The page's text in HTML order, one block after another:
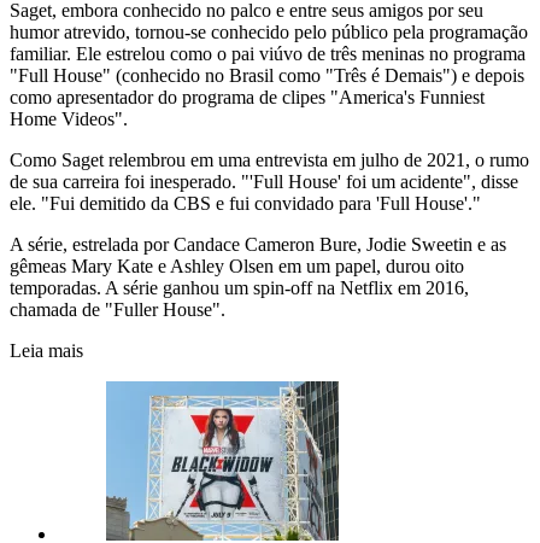
Saget, embora conhecido no palco e entre seus amigos por seu
humor atrevido, tornou-se conhecido pelo público pela programação
familiar. Ele estrelou como o pai viúvo de três meninas no programa
"Full House" (conhecido no Brasil como "Três é Demais") e depois
como apresentador do programa de clipes "America's Funniest
Home Videos".
Como Saget relembrou em uma entrevista em julho de 2021, o rumo
de sua carreira foi inesperado. "'Full House' foi um acidente", disse
ele. "Fui demitido da CBS e fui convidado para 'Full House'."
A série, estrelada por Candace Cameron Bure, Jodie Sweetin e as
gêmeas Mary Kate e Ashley Olsen em um papel, durou oito
temporadas. A série ganhou um spin-off na Netflix em 2016,
chamada de "Fuller House".
Leia mais